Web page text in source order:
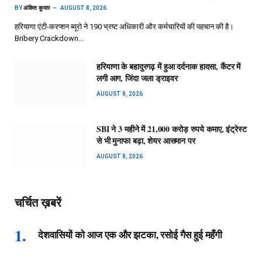
BYअंकित कुमार AUGUST 8, 2026
हरियाणा एंटी-करप्शन ब्यूरो ने 190 भ्रष्ट अधिकारी और कर्मचारियों की पहचान की है।
Bribery Crackdown…
हरियाणा के बहादुरगढ़ में हुआ दर्दनाक हादसा, कैंटर में
लगी आग, जिंदा जला ड्राइवर
AUGUST 8, 2026
SBI ने 3 महीने में 21,000 करोड़ रुपये कमाए, इंट्रेस्ट
से भी मुनाफा बढ़ा, शेयर आसमान पर
AUGUST 8, 2026
चर्चित ख़बरें
देशवासियों को आज एक और झटका, रसोई गैस हुई महँगी